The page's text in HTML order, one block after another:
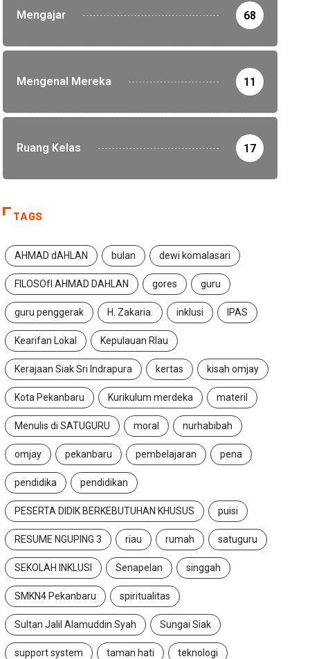
Mengajar 68
Mengenal Mereka 11
Ruang Kelas 17
TAGS
AHMAD dAHLAN bulan dewi komalasari
FILOSOfI AHMAD DAHLAN gores guru
guru penggerak H. Zakaria. inklusi IPAS
Kearifan Lokal Kepulauan RIau
Kerajaan Siak Sri Indrapura kertas kisah omjay
Kota Pekanbaru Kurikulum merdeka materil
Menulis di SATUGURU moral nurhabibah
omjay pekanbaru pembelajaran pena
pendidika pendidikan
PESERTA DIDIK BERKEBUTUHAN KHUSUS puisi
RESUME NGUPING 3 riau rumah satuguru
SEKOLAH INKLUSI Senapelan singgah
SMKN4 Pekanbaru spiritualitas
Sultan Jalil Alamuddin Syah Sungai Siak
support system taman hati teknologi